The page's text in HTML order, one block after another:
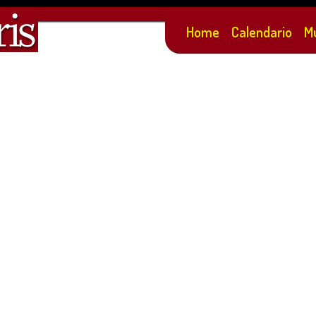
Salta al
contenuto
Home Calendario